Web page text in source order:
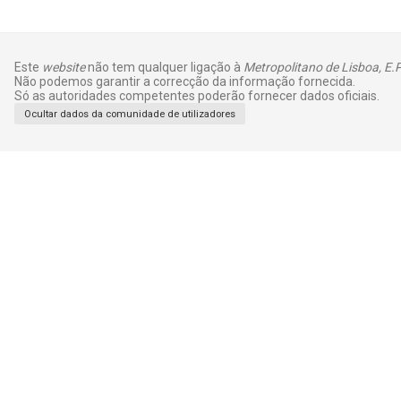
Este websitenão tem qualquer ligação à Metropolitano de Lisboa,
Não podemos garantir a correcção da informação fornecida.
Só as autoridades competentes poderão fornecer dados oficiais.
Ocultar dados da comunidade de utilizadores